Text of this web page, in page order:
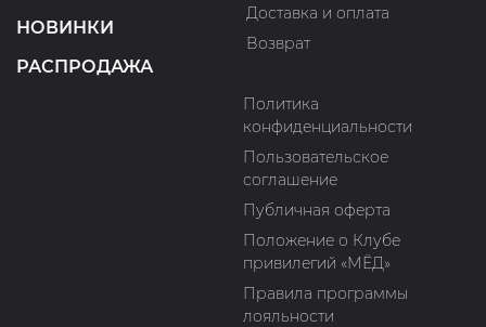
НОВИНКИ
РАСПРОДАЖА
Доставка и оплата
Возврат
Политика
конфиденциальности
Пользовательское
соглашение
Публичная оферта
Положение о Клубе
привилегий «МЁД»
Правила программы
лояльности